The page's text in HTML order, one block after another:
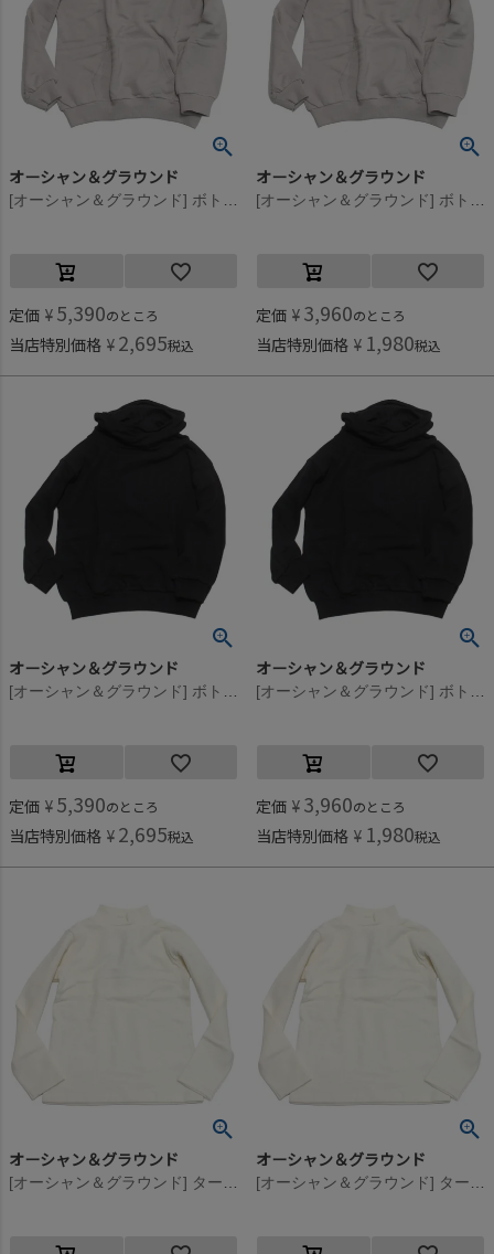
オーシャン＆グラウンド
[オーシャン＆グラウンド] ボトルネックボリュームスウェット グレージュ(GE)
定価 ¥ 5,390のところ
当店特別価格 ¥ 2,695税込
オーシャン＆グラウンド
[オーシャン＆グラウンド] ボトルネックボリュームスウェット グレージュ(GE)
定価 ¥ 3,960のところ
当店特別価格 ¥ 1,980税込
オーシャン＆グラウンド
[オーシャン＆グラウンド] ボトルネックボリュームスウェット ブラック(BK)
定価 ¥ 5,390のところ
当店特別価格 ¥ 2,695税込
オーシャン＆グラウンド
[オーシャン＆グラウンド] ボトルネックボリュームスウェット ブラック(BK)
定価 ¥ 3,960のところ
当店特別価格 ¥ 1,980税込
オーシャン＆グラウンド
[オーシャン＆グラウンド] タートルネックTシャツ オフホワイト(OW)
オーシャン＆グラウンド
[オーシャン＆グラウンド] タートルネックTシャツ オフホワイト(OW)